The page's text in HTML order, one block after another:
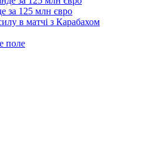
за 125 млн євро
в матчі з Карабахом
поле